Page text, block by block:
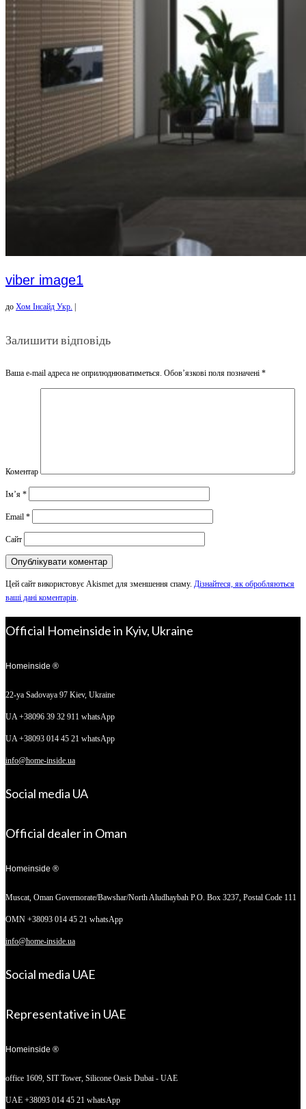
viber image1
до Хом Інсайд Укр.
Залишити відповідь
Ваша e-mail адреса не оприлюднюватиметься. Обов’язкові поля позначені *
Коментар
Ім’я *
Email *
Сайт
Цей сайт використовує Akismet для зменшення спаму. Дізнайтеся, як обробляються
ваші дані коментарів.
Official Homeinside in Kyiv, Ukraine
Homeinside ®
22-ya Sadovaya 97 Kiev, Ukraine
UA +38096 39 32 911 whatsApp
UA +38093 014 45 21 whatsApp
info@home-inside.ua
Social media UA
Official dealer in Oman
Homeinside ®
Muscat, Oman Governorate/Bawshar/North Aludhaybah P.O. Box 3237, Postal Code 111
OMN +38093 014 45 21 whatsApp
info@home-inside.ua
Social media UAE
Representative in UAE
Homeinside ®
office 1609, SIT Tower, Silicone Oasis Dubai - UAE
UAE +38093 014 45 21 whatsApp